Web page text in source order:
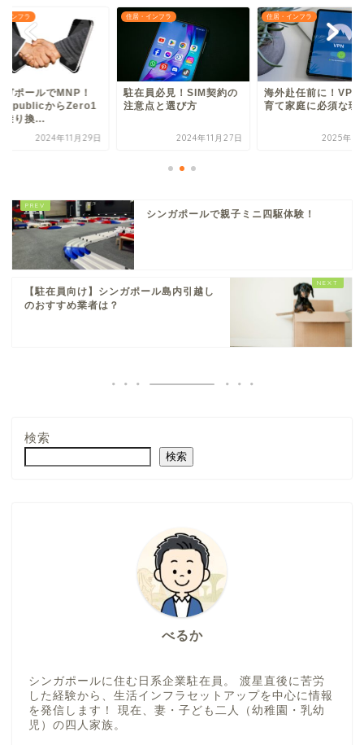
インフラ
ガポールでMNP！
からZero1
乗り換...
2024年11月29日
住居・インフラ
駐在員必見！SIM契約の
注意点と選び方
2024年11月27日
住居・インフラ
海外赴任前に！VPN
育て家庭に必須な理
2025年5
シンガポールで親子ミニ四駆体験！
【駐在員向け】シンガポール島内引越し
のおすすめ業者は？
検索
検索
べるか
シンガポールに住む日系企業駐在員。 渡星直後に苦労
した経験から、生活インフラセットアップを中心に情報
を発信します！ 現在、妻・子ども二人（幼稚園・乳幼
児）の四人家族。